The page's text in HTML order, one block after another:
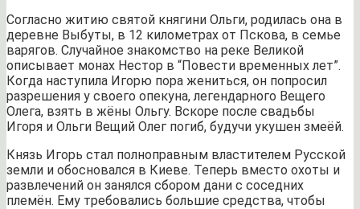
Согласно житию святой княгини Ольги, родилась она в
деревне Выбуты, в 12 километрах от Пскова, в семье
варягов. Случайное знакомство на реке Великой
описывает монах Нестор в “Повести временных лет”.
Когда наступила Игорю пора жениться, он попросил
разрешения у своего опекуна, легендарного Вещего
Олега, взять в жёны Ольгу. Вскоре после свадьбы
Игоря и Ольги Вещий Олег погиб, будучи укушен змеёй.
Князь Игорь стал полноправным властителем Русской
земли и обосновался в Киеве. Теперь вместо охоты и
развлечений он занялся сбором дани с соседних
племён. Ему требовались большие средства, чтобы